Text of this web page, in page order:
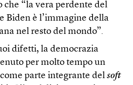
che “la vera perdente del
Biden è l’immagine della
nel resto del mondo”.
difetti, la democrazia
per molto tempo un
parte integrante del soft